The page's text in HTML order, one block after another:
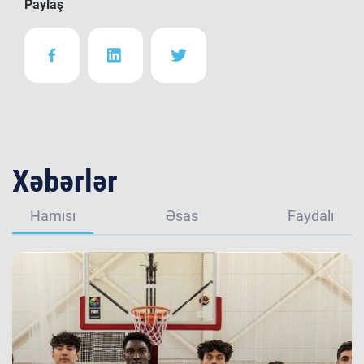
Paylaş
Xəbərlər
Hamısı Əsas Faydalı